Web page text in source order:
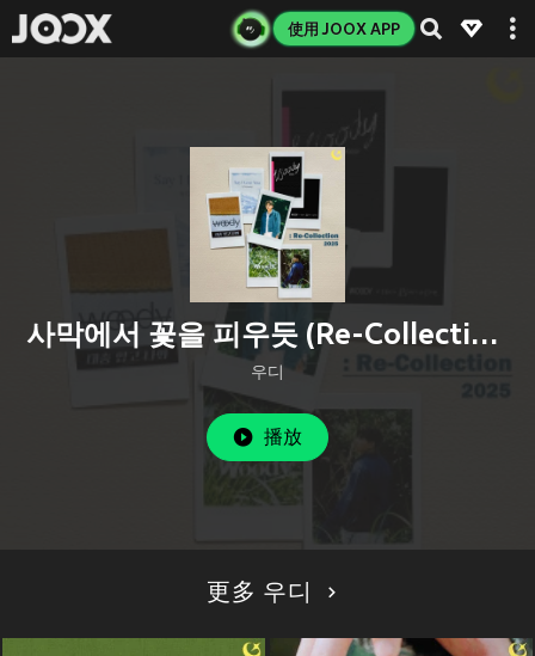
使用 JOOX APP
사막에서 꽃을 피우듯 (Re-Collection) (Inst.)
우디
播放
更多 우디